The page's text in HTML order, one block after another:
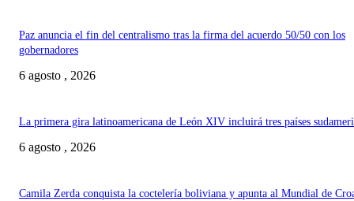
Paz anuncia el fin del centralismo tras la firma del acuerdo 50/50 con los
gobernadores
6 agosto , 2026
La primera gira latinoamericana de León XIV incluirá tres países
6 agosto , 2026
Camila Zerda conquista la coctelería boliviana y apunta al Mundial de